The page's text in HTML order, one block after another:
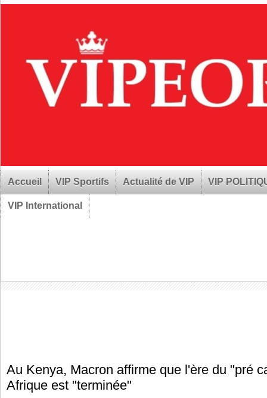
Accueil VIP Sportifs Actualité de VIP VIP
VIP International
Au Kenya, Macron affirme que l'ère du "pré
Afrique est "terminée"